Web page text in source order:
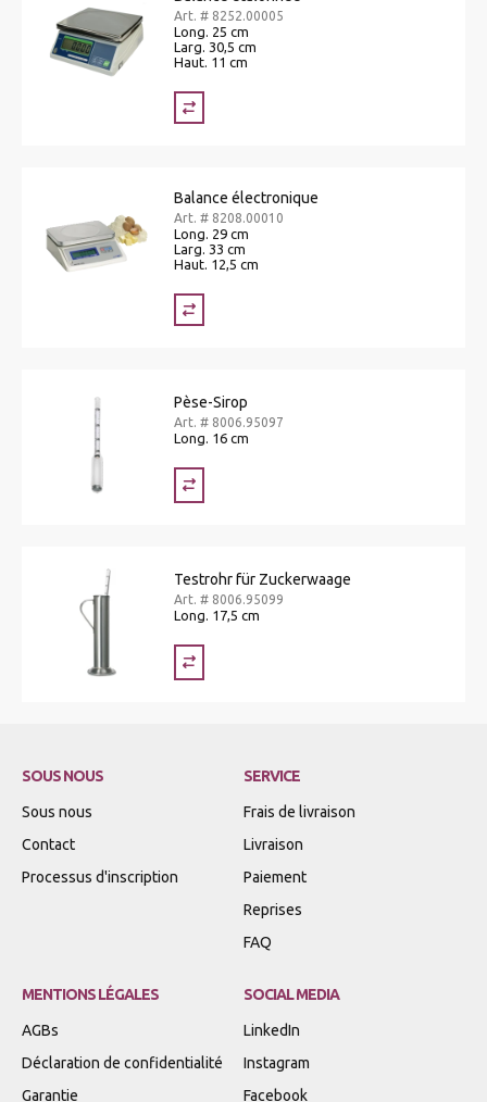
Art. # 8252.00005
Long. 25 cm
Larg. 30,5 cm
Haut. 11 cm
Balance électronique
Art. # 8208.00010
Long. 29 cm
Larg. 33 cm
Haut. 12,5 cm
Pèse-Sirop
Art. # 8006.95097
Long. 16 cm
Testrohr für Zuckerwaage
Art. # 8006.95099
Long. 17,5 cm
SOUS NOUS
Sous nous
Contact
Processus d'inscription
SERVICE
Frais de livraison
Livraison
Paiement
Reprises
FAQ
MENTIONS LÉGALES
AGBs
Déclaration de confidentialité
Garantie
SOCIAL MEDIA
LinkedIn
Instagram
Facebook